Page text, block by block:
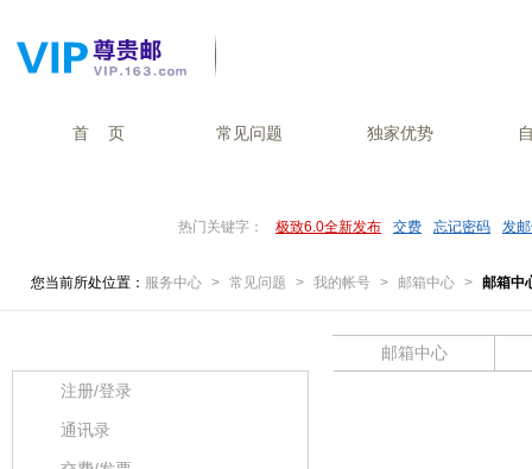
首 页 常见问题 独家优势
热门关键字： 极致6.0全新发布 交费 忘记密码 发
您当前所处位置： 服务中心 > 常见问题 > 我的帐号 > 邮箱中心 > 邮箱中
注册/登录
通讯录
邮箱中心